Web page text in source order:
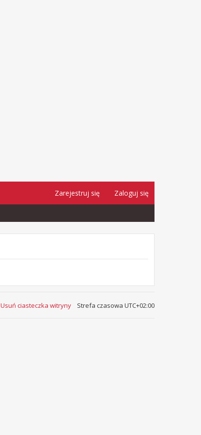
Zaloguj się
Zarejestruj się
Strefa czasowa UTC+02:00
Usuń ciasteczka witryny